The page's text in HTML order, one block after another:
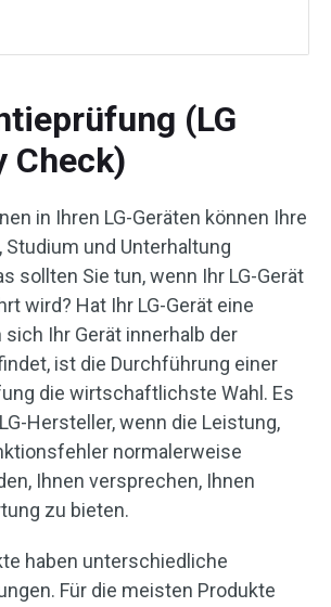
(LG
Check)
in Ihren LG-Geräten können Ihre
Studium und Unterhaltung
sollten Sie tun, wenn Ihr LG-Gerät
wird? Hat Ihr LG-Gerät eine
sich Ihr Gerät innerhalb der
ist die Durchführung einer
die wirtschaftlichste Wahl. Es
Hersteller, wenn die Leistung,
normalerweise
Ihnen versprechen, Ihnen
zu bieten.
haben unterschiedliche
Für die meisten Produkte